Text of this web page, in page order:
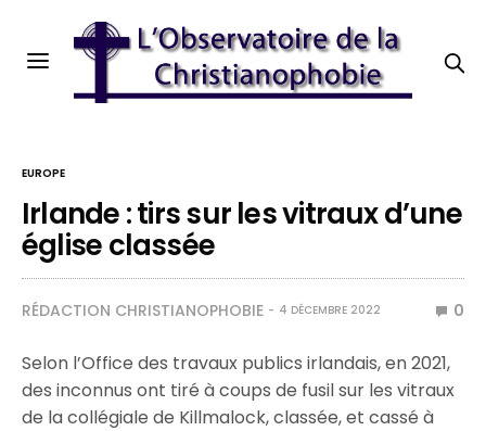
EUROPE
Irlande : tirs sur les vitraux d’une
église classée
RÉDACTION CHRISTIANOPHOBIE 4 DÉCEMBRE 2022 0
Selon l’Office des travaux publics irlandais, en 2021,
des inconnus ont tiré à coups de fusil sur les vitraux
de la collégiale de Killmalock, classée, et cassé à